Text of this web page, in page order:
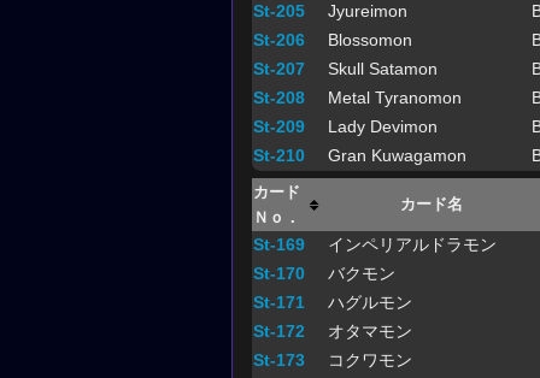
St-205
Jyureimon
St-206
Blossomon
St-207
Skull Satamon
St-208
Metal Tyranomon
St-209
Lady Devimon
St-210
Gran Kuwagamon
カード
Ｎｏ．
カード名
St-169
インペリアルドラモン
St-170
バクモン
St-171
ハグルモン
St-172
オタマモン
St-173
コクワモン